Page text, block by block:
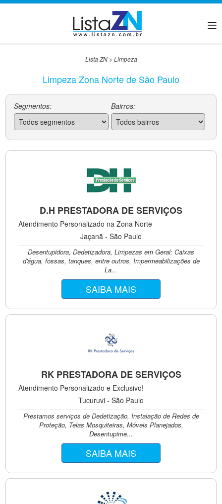
Lista ZN> Limpeza
Limpeza Zona Norte de São Paulo
Segmentos: Bairros:
D.H PRESTADORA DE SERVIÇOS
Atendimento Personalizado na Zona Norte
Jaçanã - São Paulo
Desentupidora, Dedetizadora, Limpezas em Geral: Caixas
d'água, fossas, tanques, entre outros, Impermeabilizações de
La...
SAIBA MAIS
RK PRESTADORA DE SERVIÇOS
Atendimento Personalizado e Exclusivo!
Tucuruvi - São Paulo
Prestamos serviços de Dedetização, Instalação de Redes de
Proteção, Telas Mosquiteiras, Móveis Planejados,
Desentupime...
SAIBA MAIS